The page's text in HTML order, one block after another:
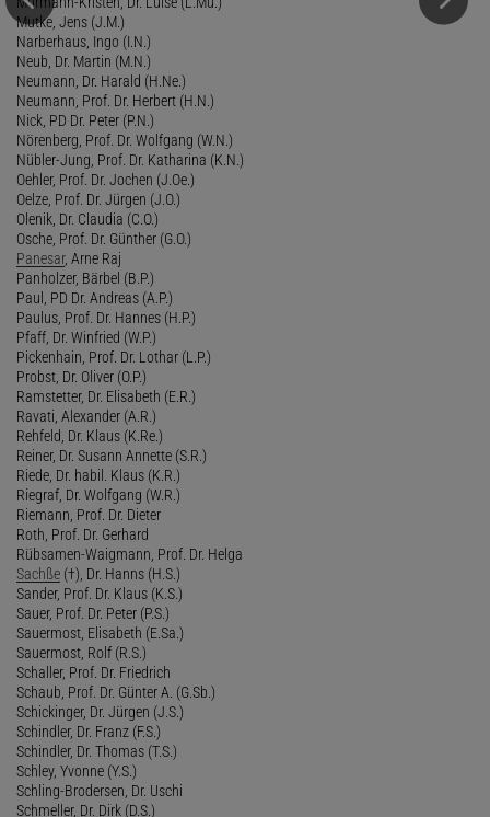
Mutke, Jens (J.M.)
Narberhaus, Ingo (I.N.)
Neub, Dr. Martin (M.N.)
Neumann, Dr. Harald (H.Ne.)
Neumann, Prof. Dr. Herbert (H.N.)
Nick, PD Dr. Peter (P.N.)
Nörenberg, Prof. Dr. Wolfgang (W.N.)
Nübler-Jung, Prof. Dr. Katharina (K.N.)
Oehler, Prof. Dr. Jochen (J.Oe.)
Oelze, Prof. Dr. Jürgen (J.O.)
Olenik, Dr. Claudia (C.O.)
Osche, Prof. Dr. Günther (G.O.)
Panesar, Arne Raj
Panholzer, Bärbel (B.P.)
Paul, PD Dr. Andreas (A.P.)
Paulus, Prof. Dr. Hannes (H.P.)
Pfaff, Dr. Winfried (W.P.)
Pickenhain, Prof. Dr. Lothar (L.P.)
Probst, Dr. Oliver (O.P.)
Ramstetter, Dr. Elisabeth (E.R.)
Ravati, Alexander (A.R.)
Rehfeld, Dr. Klaus (K.Re.)
Reiner, Dr. Susann Annette (S.R.)
Riede, Dr. habil. Klaus (K.R.)
Riegraf, Dr. Wolfgang (W.R.)
Riemann, Prof. Dr. Dieter
Roth, Prof. Dr. Gerhard
Rübsamen-Waigmann, Prof. Dr. Helga
Sachße (†), Dr. Hanns (H.S.)
Sander, Prof. Dr. Klaus (K.S.)
Sauer, Prof. Dr. Peter (P.S.)
Sauermost, Elisabeth (E.Sa.)
Sauermost, Rolf (R.S.)
Schaller, Prof. Dr. Friedrich
Schaub, Prof. Dr. Günter A. (G.Sb.)
Schickinger, Dr. Jürgen (J.S.)
Schindler, Dr. Franz (F.S.)
Schindler, Dr. Thomas (T.S.)
Schley, Yvonne (Y.S.)
Schling-Brodersen, Dr. Uschi
Schmeller, Dr. Dirk (D.S.)